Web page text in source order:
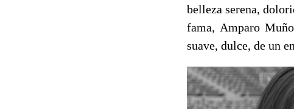
belleza serena,
fama, Amparo
suave, dulce, de un